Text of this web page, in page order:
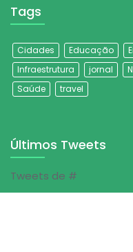
Tags
Cidades Educação
Infraestrutura
jornal
Saúde
travel
Últimos Tweets
Tweets de #